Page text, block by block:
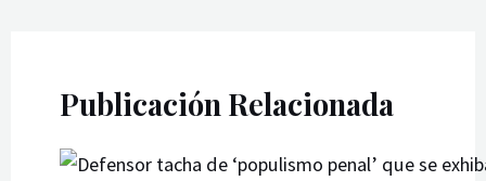
Publicación Relacionada